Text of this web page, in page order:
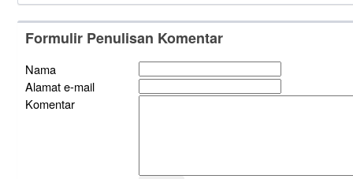
Formulir Penulisan Komentar
Nama
Alamat e-mail
Komentar